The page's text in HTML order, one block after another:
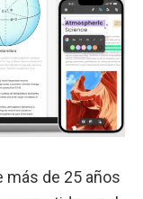
más de 25 años